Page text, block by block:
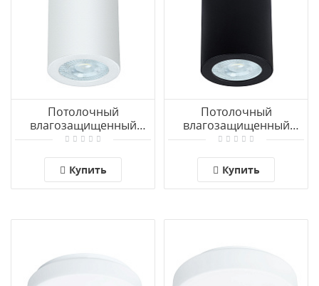
Потолочный
влагозащищенный
светильник Arte Lamp
Купить
Потолочный
влагозащищенный
светильник Arte Lamp
Купить